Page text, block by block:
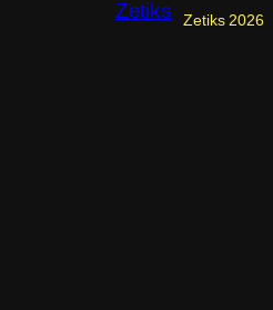
Zetiks Zetiks 2026